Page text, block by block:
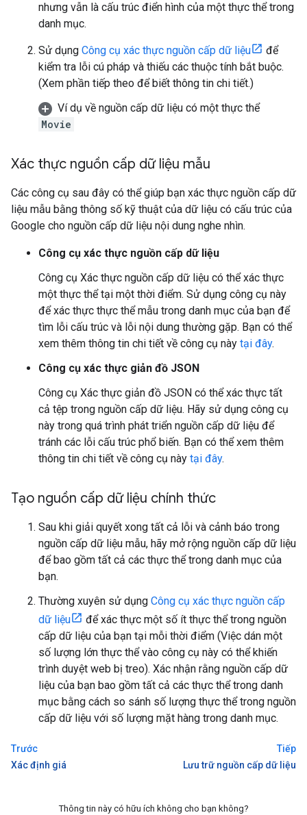
nhưng vẫn là cấu trúc điển hình của một thực thể trong
danh mục.
Sử dụng Công cụ xác thực nguồn cấp dữ liệu
để
kiểm tra lỗi cú pháp và thiếu các thuộc tính bắt buộc.
(Xem phần tiếp theo để biết thông tin chi tiết.)
Ví dụ về nguồn cấp dữ liệu có một thực thể
Movie
Xác thực nguồn cấp dữ liệu mẫu
Các công cụ sau đây có thể giúp bạn xác thực nguồn cấp dữ
liệu mẫu bằng thông số kỹ thuật của dữ liệu có cấu trúc của
Google cho nguồn cấp dữ liệu nội dung nghe nhìn.
Công cụ xác thực nguồn cấp dữ liệu
Công cụ Xác thực nguồn cấp dữ liệu có thể xác thực
một thực thể tại một thời điểm. Sử dụng công cụ này
để xác thực thực thể mẫu trong danh mục của bạn để
tìm lỗi cấu trúc và lỗi nội dung thường gặp. Bạn có thể
xem thêm thông tin chi tiết về công cụ này tại đây.
Công cụ xác thực giản đồ JSON
Công cụ Xác thực giản đồ JSON có thể xác thực tất
cả tệp trong nguồn cấp dữ liệu. Hãy sử dụng công cụ
này trong quá trình phát triển nguồn cấp dữ liệu để
tránh các lỗi cấu trúc phổ biến. Bạn có thể xem thêm
thông tin chi tiết về công cụ này tại đây.
Tạo nguồn cấp dữ liệu chính thức
Sau khi giải quyết xong tất cả lỗi và cảnh báo trong
nguồn cấp dữ liệu mẫu, hãy mở rộng nguồn cấp dữ liệu
để bao gồm tất cả các thực thể trong danh mục của
bạn.
Thường xuyên sử dụng Công cụ xác thực nguồn cấp
dữ liệu
để xác thực một số ít thực thể trong nguồn
cấp dữ liệu của bạn tại mỗi thời điểm (Việc dán một
số lượng lớn thực thể vào công cụ này có thể khiến
trình duyệt web bị treo). Xác nhận rằng nguồn cấp dữ
liệu của bạn bao gồm tất cả các thực thể trong danh
mục bằng cách so sánh số lượng thực thể trong nguồn
cấp dữ liệu với số lượng mặt hàng trong danh mục.
Trước
Xác định giá
Tiếp
Lưu trữ nguồn cấp dữ liệu
Thông tin này có hữu ích không cho bạn không?